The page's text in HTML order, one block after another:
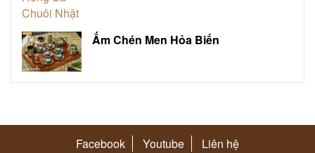
Ấm Chén Men Hỏa Biến
Facebook Youtube Liên hệ